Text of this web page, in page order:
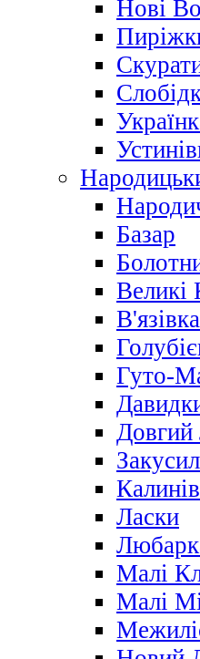
Нові
Базар
Великі
В'язівка
Гуто-
Довгий
Ласки
Малі
Малі